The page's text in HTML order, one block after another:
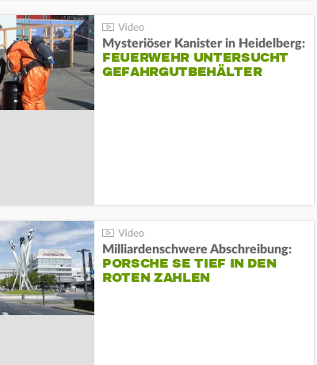
Mysteriöser Kanister in Heidelberg:
FEUERWEHR UNTERSUCHT
GEFAHRGUTBEHÄLTER
Milliardenschwere Abschreibung:
PORSCHE SE TIEF IN DEN
ROTEN ZAHLEN